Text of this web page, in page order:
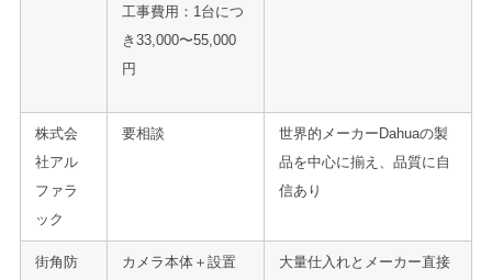
工事費用：1台につ
き33,000〜55,000
円
株式会
社アル
ファラ
ック
要相談
世界的メーカーDahuaの製
品を中心に揃え、品質に自
信あり
街角防
カメラ本体＋設置
大量仕入れとメーカー直接